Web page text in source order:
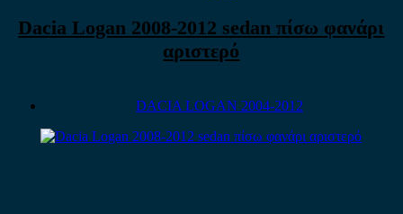
Dacia Logan 2008-2012 sedan πίσω φανάρι
αριστερό
DACIA LOGAN 2004-2012